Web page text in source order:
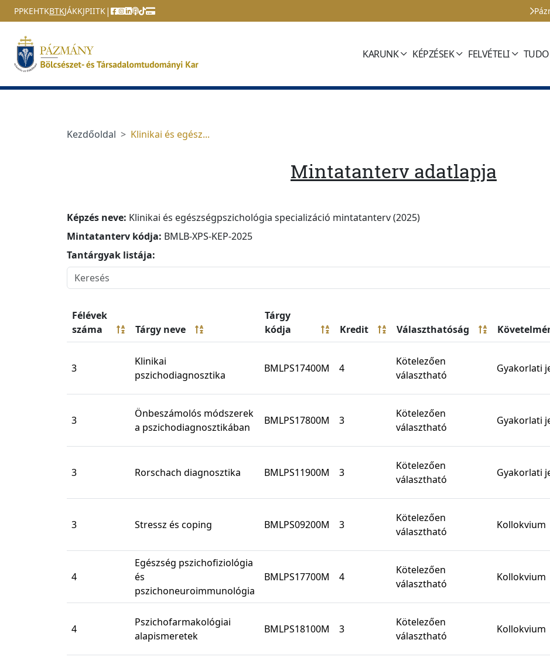
Ugrás a menüre
Ugrás a tartalomra
PPKEHTKBTKJÁKKJPIITK|
KARUNK KÉPZÉSEK FELVÉTELI
Kezdőoldal Klinikai és egész...
Mintatanterv adatlapja
Képzés neve: Klinikai és egészségpszichológia specializáció mintatanterv (2025)
Mintatanterv kódja: BMLB-XPS-KEP-2025
Tantárgyak listája:
Félévek
száma
Tárgy neve
Tárgy
kódja
Kredit Választhatóság
3
Klinikai
pszichodiagnosztika
BMLPS17400M 4
Kötelezően
választható
Gyakorlati
3
Önbeszámolós módszerek
a pszichodiagnosztikában
BMLPS17800M 3
Kötelezően
választható
Gyakorlati
3 Rorschach diagnosztika BMLPS11900M 3
Kötelezően
választható
Gyakorlati
3 Stressz és coping BMLPS09200M 3
Kötelezően
választható
Kollokvium
4
Egészség pszichofiziológia
és
pszichoneuroimmunológia
BMLPS17700M 4
Kötelezően
választható
Kollokvium
4
Pszichofarmakológiai
alapismeretek
BMLPS18100M 3
Kötelezően
választható
Kollokvium